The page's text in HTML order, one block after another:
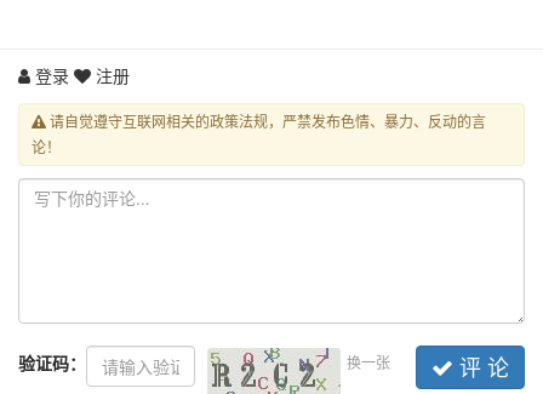
登录 注册
请自觉遵守互联网相关的政策法规，严禁发布色情、暴力、反动的言
论！
验证码： 换一张 评 论